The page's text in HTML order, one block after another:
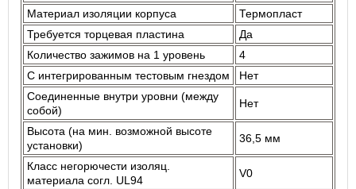
Материал изоляции корпуса
Термопласт
Требуется торцевая пластина
Да
Количество зажимов на 1 уровень
4
С интегрированным тестовым гнездом
Нет
Соединенные внутри уровни (между
собой)
Нет
Высота (на мин. возможной высоте
установки)
36,5 мм
Класс негорючести изоляц.
материала согл. UL94
V0